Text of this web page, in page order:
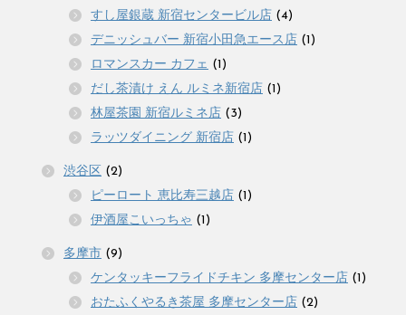
すし屋銀蔵 新宿センタービル店 (4)
デニッシュバー 新宿小田急エース店 (1)
ロマンスカー カフェ (1)
だし茶漬け えん ルミネ新宿店 (1)
林屋茶園 新宿ルミネ店 (3)
ラッツダイニング 新宿店 (1)
渋谷区 (2)
ピーロート 恵比寿三越店 (1)
伊酒屋こいっちゃ (1)
多摩市 (9)
ケンタッキーフライドチキン 多摩センター店 (1)
おたふくやるき茶屋 多摩センター店 (2)